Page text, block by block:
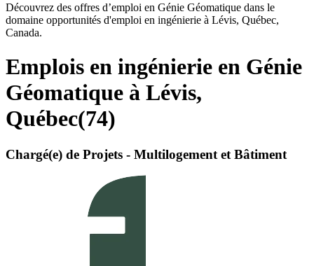
Découvrez des offres d’emploi en Génie Géomatique dans le
domaine opportunités d'emploi en ingénierie à Lévis, Québec,
Canada.
Emplois en ingénierie en Génie
Géomatique à Lévis,
Québec(74)
Chargé(e) de Projets - Multilogement et Bâtiment